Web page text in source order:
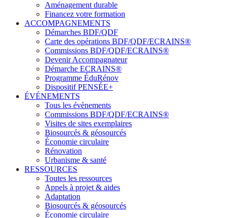
Aménagement durable
Financez votre formation
ACCOMPAGNEMENTS
Démarches BDF/QDF
Carte des opérations BDF/QDF/ECRAINS®
Commissions BDF/QDF/ECRAINS®
Devenir Accompagnateur
Démarche ECRAINS®
Programme ÉduRénov
Dispositif PENSÉE+
ÉVÉNEMENTS
Tous les évènements
Commissions BDF/QDF/ECRAINS®
Visites de sites exemplaires
Biosourcés & géosourcés
Économie circulaire
Rénovation
Urbanisme & santé
RESSOURCES
Toutes les ressources
Appels à projet & aides
Adaptation
Biosourcés & géosourcés
Économie circulaire